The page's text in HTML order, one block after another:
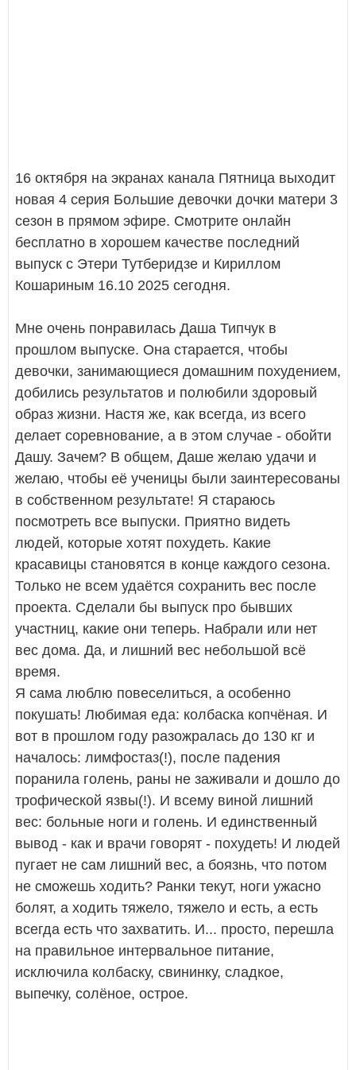
16 октября на экранах канала Пятница выходит
новая 4 серия Большие девочки дочки матери 3
сезон в прямом эфире. Смотрите онлайн
бесплатно в хорошем качестве последний
выпуск с Этери Тутберидзе и Кириллом
Кошариным 16.10 2025 сегодня.
Мне очень понравилась Даша Типчук в
прошлом выпуске. Она старается, чтобы
девочки, занимающиеся домашним похудением,
добились результатов и полюбили здоровый
образ жизни. Настя же, как всегда, из всего
делает соревнование, а в этом случае - обойти
Дашу. Зачем? В общем, Даше желаю удачи и
желаю, чтобы её ученицы были заинтересованы
в собственном результате! Я стараюсь
посмотреть все выпуски. Приятно видеть
людей, которые хотят похудеть. Какие
красавицы становятся в конце каждого сезона.
Только не всем удаётся сохранить вес после
проекта. Сделали бы выпуск про бывших
участниц, какие они теперь. Набрали или нет
вес дома. Да, и лишний вес небольшой всё
время.
Я сама люблю повеселиться, а особенно
покушать! Любимая еда: колбаска копчёная. И
вот в прошлом году разожралась до 130 кг и
началось: лимфостаз(!), после падения
поранила голень, раны не заживали и дошло до
трофической язвы(!). И всему виной лишний
вес: больные ноги и голень. И единственный
вывод - как и врачи говорят - похудеть! И людей
пугает не сам лишний вес, а боязнь, что потом
не сможешь ходить? Ранки текут, ноги ужасно
болят, а ходить тяжело, тяжело и есть, а есть
всегда есть что захватить. И... просто, перешла
на правильное интервальное питание,
исключила колбаску, свининку, сладкое,
выпечку, солёное, острое.